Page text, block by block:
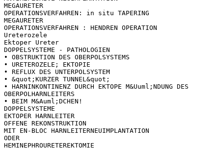
MEGAURETER
OPERATIONSVERFAHREN: in situ TAPERING
MEGAURETER
OPERATIONSVERFAHREN : HENDREN OPERATION
Ureterozele
Ektoper Ureter
DOPPELSYSTEME - PATHOLOGIEN
• OBSTRUKTION DES OBERPOLSYSTEMS
• URETEROZELE; EKTOPIE
• REFLUX DES UNTERPOLSYSTEM
• &quot;KURZER TUNNEL&quot;
• HARNINKONTINENZ DURCH EKTOPE M&Uuml;NDUNG DES
OBERPOLHARNLEITERS
• BEIM M&Auml;DCHEN!
DOPPELSYSTEME
EKTOPER HARNLEITER
OFFENE REKONSTRUKTION
MIT EN-BLOC HARNLEITERNEUIMPLANTATION
ODER
HEMINEPHROURETEREKTOMIE